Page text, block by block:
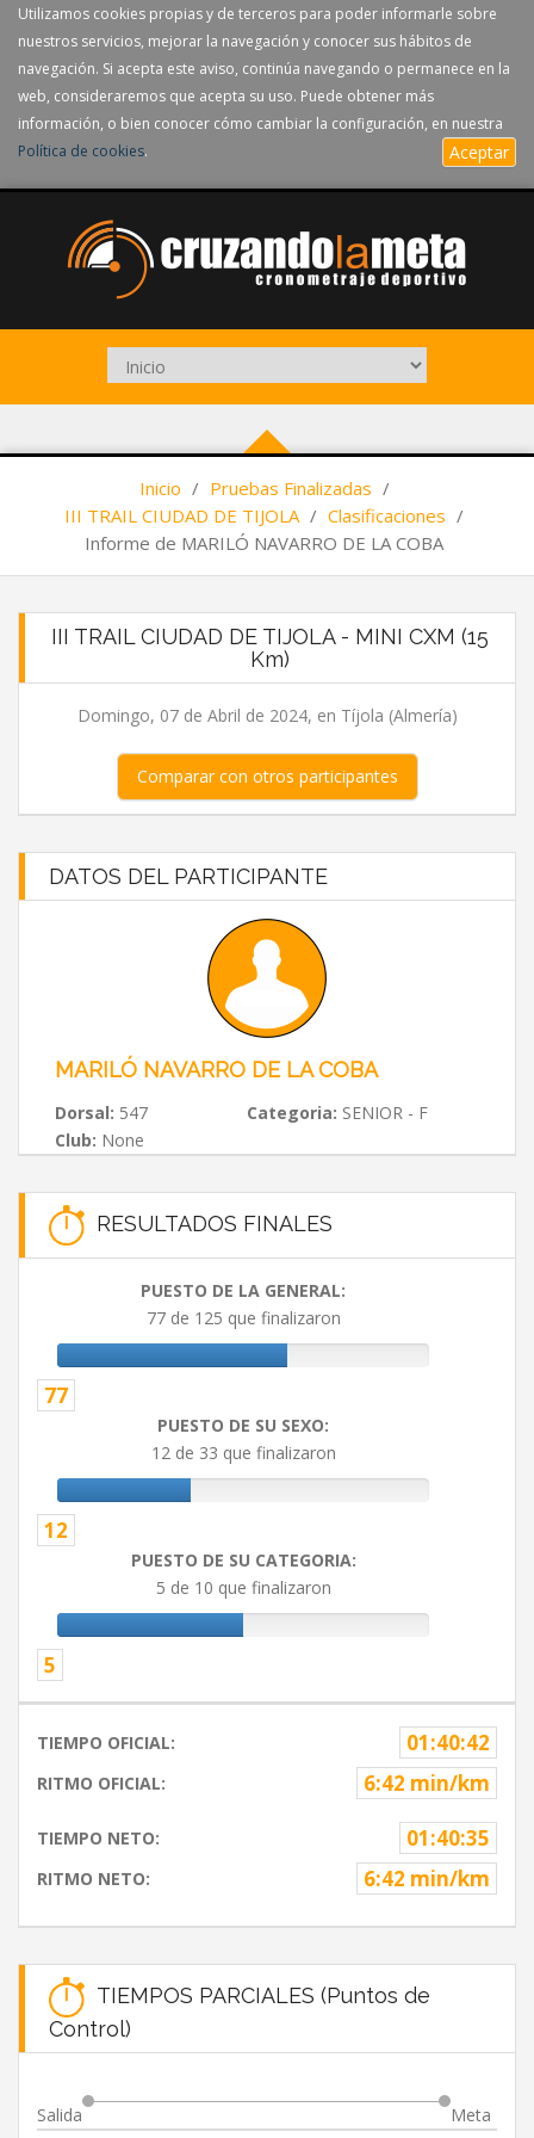
Utilizamos cookies propias y de terceros para poder informarle sobre
nuestros servicios, mejorar la navegación y conocer sus hábitos de
navegación. Si acepta este aviso, continúa navegando o permanece en la
web, consideraremos que acepta su uso. Puede obtener más
información, o bien conocer cómo cambiar la configuración, en nuestra
Política de cookies. Aceptar
Inicio / Pruebas Finalizadas /
III TRAIL CIUDAD DE TIJOLA / Clasificaciones /
Informe de MARILÓ NAVARRO DE LA COBA
III TRAIL CIUDAD DE TIJOLA - MINI CXM (15
Km)
Domingo, 07 de Abril de 2024, en Tíjola (Almería)
Comparar con otros participantes
DATOS DEL PARTICIPANTE
MARILÓ NAVARRO DE LA COBA
Dorsal: 547 Categoria: SENIOR - F
Club: None
RESULTADOS FINALES
PUESTO DE LA GENERAL:
77 de 125 que finalizaron
77
PUESTO DE SU SEXO:
12 de 33 que finalizaron
12
PUESTO DE SU CATEGORIA:
5 de 10 que finalizaron
5
TIEMPO OFICIAL: 01:40:42
RITMO OFICIAL: 6:42 min/km
TIEMPO NETO: 01:40:35
RITMO NETO: 6:42 min/km
TIEMPOS PARCIALES (Puntos de
Control)
Salida Meta